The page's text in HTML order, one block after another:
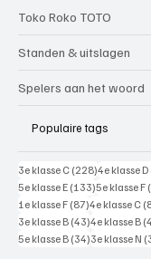
Toko Roko TOTO
Standen & uitslagen
Spelers aan het woord
Populaire tags
3e klasse C (228)228 posts
4e klasse D
5e klasse E (133)133 posts
5e klasse F
1e klasse F (87)87 posts
4e klasse C
3e klasse B (43)43 posts
4e klasse B
5e klasse B (34)34 posts
3e klasse N